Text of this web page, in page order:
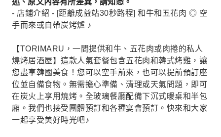
- 店鋪介紹 - [距離成益站30秒路程] 和牛和五花肉 ◎ 空
手而來或自帶炭烤爐 ♪
【TORIMARU，一間提供和牛、五花肉或肉捲的私人
燒烤居酒屋】這款人氣套餐包含五花肉和韓式烤雞，讓
您盡享韓國美食！您可以空手前來，也可以提前預訂座
位並自備食物。無需擔心準備、清理或天氣問題，即可
在炭火上享用燒烤。全玻璃餐廳配備下沉式暖桌和半包
廂。我們也接受團體預訂和各種宴會預訂。快來和大家
一起享受美好時光吧♪